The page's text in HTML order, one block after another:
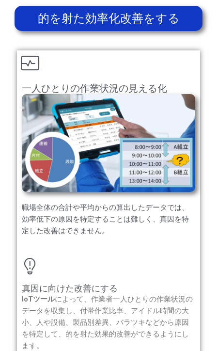
的を射た効率化改善をする
一人ひとりの作業状況の見える化
職場全体の合計や平均からの算出したデータでは、
効率低下の原因を特定することは難しく、真因を特
定した改善はできません。
真因に向けた改善にする
IoTツールによって、作業者一人ひとりの作業状況の
データを収集し、付帯作業比率、アイドル時間の大
小、人や設備、製品別差異、バラツキなどから原因
を特定して、的を射た効果的改善ができるようにし
ます。